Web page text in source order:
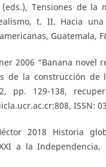
(eds.), Tensiones de la
t. II. Hacia
Guatemala,
2006 “Banana novel
de la construcción de
pp. 129-138,
ISSN:
2018 Historia
a la Independencia,